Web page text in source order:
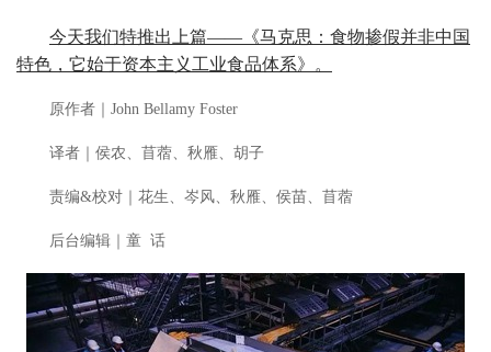
今天我们特推出上篇——《马克思：食物掺假并非中国
特色，它始于资本主义工业食品体系》。
原作者｜John Bellamy Foster
译者｜侯农、苜蓿、秋雁、胡子
责编&校对｜花生、岑风、秋雁、侯苗、苜蓿
后台编辑｜童 话